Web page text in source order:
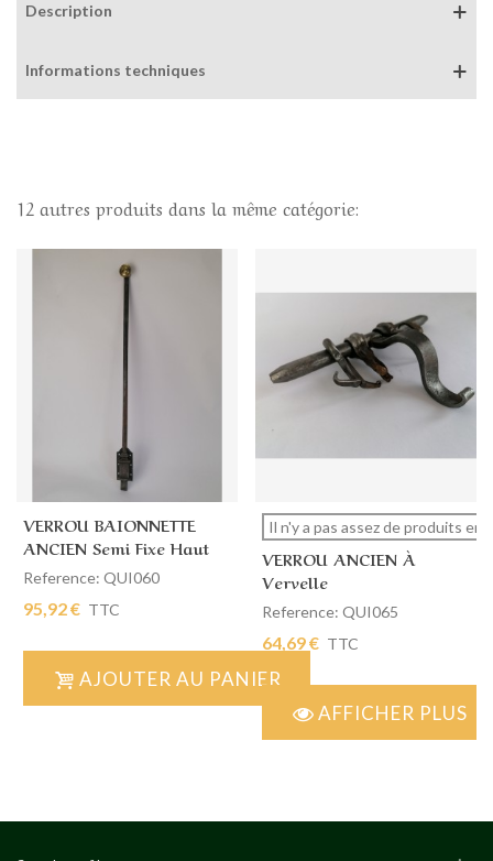
Description
Informations techniques
12 autres produits dans la même catégorie:
VERROU BAIONNETTE
ANCIEN Semi Fixe Haut
Reference: QUI060
95,92 € TTC
AJOUTER AU PANIER
Il n'y a pas assez de produits en
VERROU ANCIEN À
Vervelle
Reference: QUI065
64,69 € TTC
AFFICHER PLUS